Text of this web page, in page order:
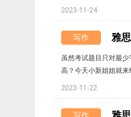
2023-11-24
写作 雅
虽然考试题目只对最
高？今天小新姐姐就来
2023-11-22